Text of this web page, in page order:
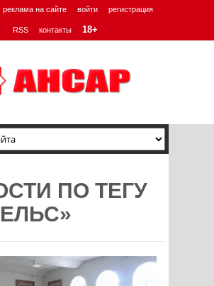
реклама на сайте войти регистрация
RSS контакты 18+
ПО ТЕГУ